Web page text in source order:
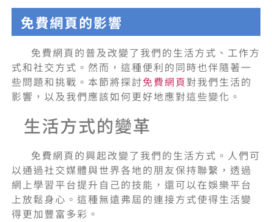
免費網頁的影響
免費網頁的普及改變了我們的生活方式、工作方
式和社交方式。然而，這種便利的同時也伴隨著一
些問題和挑戰。本節將探討免費網頁對我們生活的
影響，以及我們應該如何更好地應對這些變化。
生活方式的變革
免費網頁的興起改變了我們的生活方式。人們可
以通過社交媒體與世界各地的朋友保持聯繫，透過
網上學習平台提升自己的技能，還可以在娛樂平台
上放鬆身心。這種無遠弗屆的連接方式使得生活變
得更加豐富多彩。